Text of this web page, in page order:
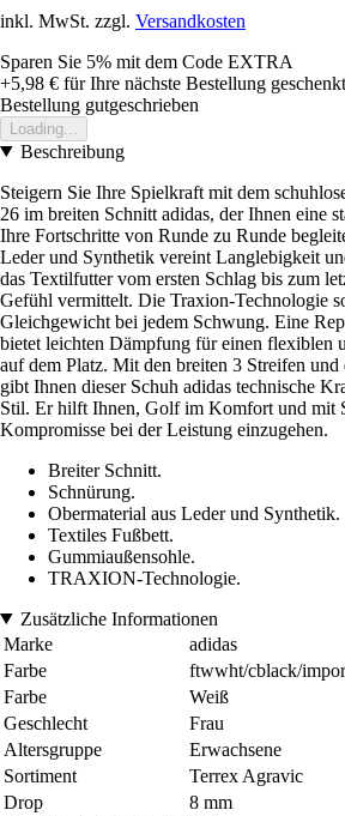
inkl. MwSt. zzgl. Versandkosten
Sparen Sie 5% mit dem Code EXTRA
+5,98 € für Ihre nächste Bestellung geschenkt
Bestellung gutgeschrieben
Loading...
Beschreibung
Steigern Sie Ihre Spielkraft mit dem
26 im breiten Schnitt adidas, der Ihnen eine
Ihre Fortschritte von Runde zu Runde
Leder und Synthetik vereint Langlebigkeit
das Textilfutter vom ersten Schlag bis zum
Gefühl vermittelt. Die Traxion-Technologie
Gleichgewicht bei jedem Schwung. Eine
bietet leichten Dämpfung für einen flexiblen
auf dem Platz. Mit den breiten 3 Streifen
gibt Ihnen dieser Schuh adidas technische
Stil. Er hilft Ihnen, Golf im Komfort und mit
Kompromisse bei der Leistung einzugehen.
Breiter Schnitt.
Schnürung.
Obermaterial aus Leder und Synthetik.
Textiles Fußbett.
Gummiaußensohle.
TRAXION-Technologie.
Zusätzliche Informationen
Marke
adidas
Farbe
ftwwht/cblack/
Farbe
Weiß
Geschlecht
Frau
Altersgruppe
Erwachsene
Sortiment
Terrex Agravic
Drop
8 mm